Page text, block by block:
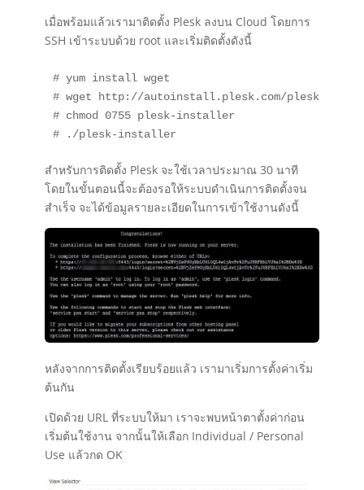
เมื่อพร้อมแล้วเรามาติดตั้ง Plesk ลงบน Cloud โดยการ
SSH เข้าระบบด้วย root และเริ่มติดตั้งดังนี้
# yum install wget
# wget http://autoinstall.plesk.com/plesk-
# chmod 0755 plesk-installer
# ./plesk-installer
สำหรับการติดตั้ง Plesk จะใช้เวลาประมาณ 30 นาที
โดยในขั้นตอนนี้จะต้องรอให้ระบบดำเนินการติดตั้งจน
สำเร็จ จะได้ข้อมูลรายละเอียดในการเข้าใช้งานดังนี้
หลังจากการติดตั้งเรียบร้อยแล้ว เรามาเริ่มการตั้งค่าเริ่ม
ต้นกัน
เปิดด้วย URL ที่ระบบให้มา เราจะพบหน้าตาตั้งค่าก่อน
เริ่มต้นใช้งาน จากนั้นให้เลือก Individual / Personal
Use แล้วกด OK